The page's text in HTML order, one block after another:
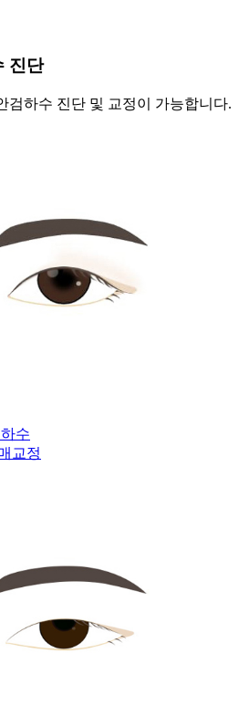
진단
검하수 진단 및 교정이 가능합니다.
수
교정